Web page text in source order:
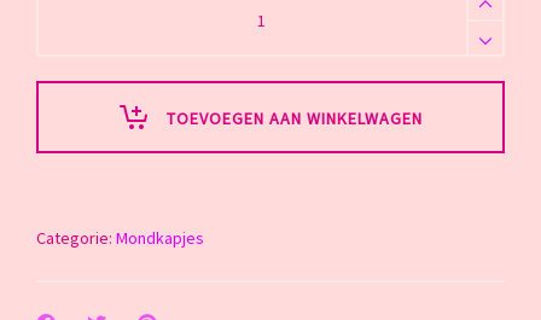
TOEVOEGEN AAN WINKELWAGEN
Categorie: Mondkapjes